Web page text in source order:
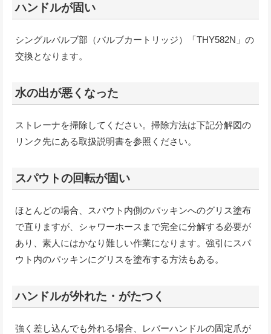
ハンドルが固い
シングルバルブ部（バルブカートリッジ）「THY582N」の
交換となります。
水の出が悪くなった
ストレーナを掃除してください。掃除方法は下記分解図の
リンク先にある取扱説明書を参照ください。
スパウトの回転が固い
ほとんどの場合、スパウト内側のパッキンへのグリス塗布
で直りますが、シャワーホースまで完全に分解する必要が
あり、素人にはかなり難しい作業になります。強引にスパ
ウト内のパッキンにグリスを塗布する方法もある。
ハンドルが外れた・がたつく
強く差し込んでも外れる場合、レバーハンドルの固定爪が